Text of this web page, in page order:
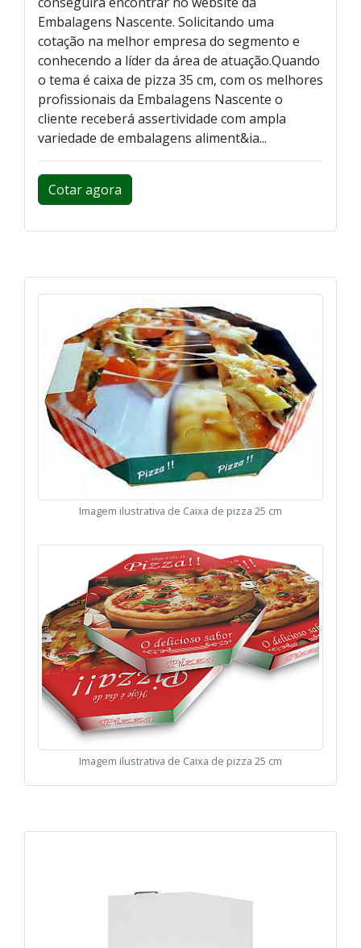
Embalagens Nascente. Solicitando uma
cotação na melhor empresa do segmento e
conhecendo a líder da área de atuação.Quando
o tema é caixa de pizza 35 cm, com os melhores
profissionais da Embalagens Nascente o
cliente receberá assertividade com ampla
variedade de embalagens aliment&ia...
Cotar agora
Imagem ilustrativa de Caixa de pizza 25 cm
Imagem ilustrativa de Caixa de pizza 25 cm